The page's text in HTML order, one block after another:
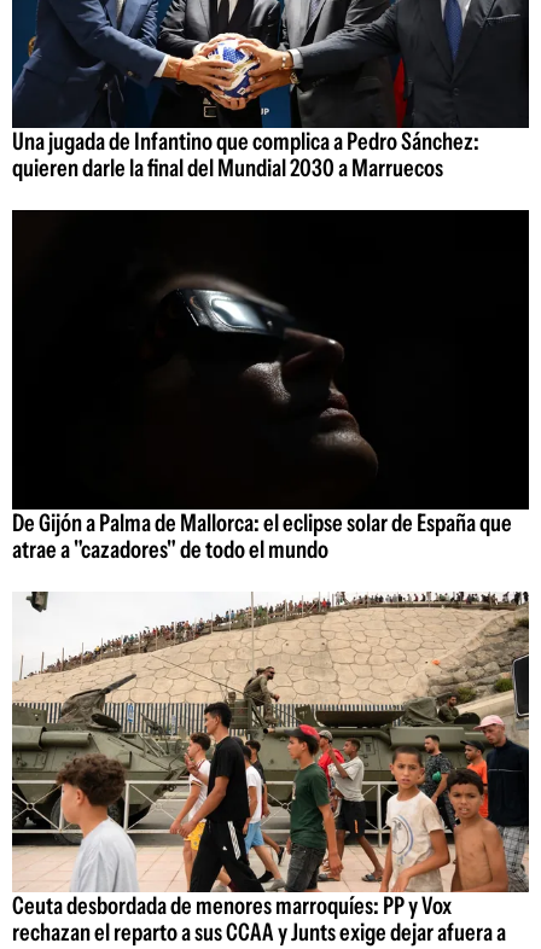
Una jugada de Infantino que complica a Pedro Sánchez:
quieren darle la final del Mundial 2030 a Marruecos
De Gijón a Palma de Mallorca: el eclipse solar de España que
atrae a "cazadores" de todo el mundo
Ceuta desbordada de menores marroquíes: PP y Vox
rechazan el reparto a sus CCAA y Junts exige dejar afuera a